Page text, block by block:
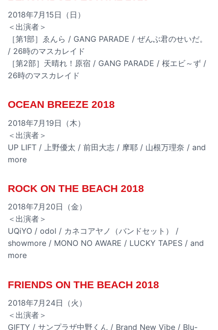
2018年7月15日（日）
＜出演者＞
［第1部］ゑんら / GANG PARADE / ぜんぶ君のせいだ。
/ 26時のマスカレイド
［第2部］天晴れ！原宿 / GANG PARADE / 桜エビ～ず /
26時のマスカレイド
OCEAN BREEZE 2018
2018年7月19日（木）
＜出演者＞
UP LIFT / 上野優太 / 前田大志 / 摩耶 / 山根万理奈 / and
more
ROCK ON THE BEACH 2018
2018年7月20日（金）
＜出演者＞
UQiYO / odol / カネコアヤノ（バンドセット） /
showmore / MONO NO AWARE / LUCKY TAPES / and
more
FRIENDS ON THE BEACH 2018
2018年7月24日（火）
＜出演者＞
GIFTY / サンプラザ中野くん / Brand New Vibe / Blu-